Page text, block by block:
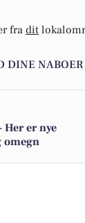
fra dit
DINE NABOER
Her er nye
omegn